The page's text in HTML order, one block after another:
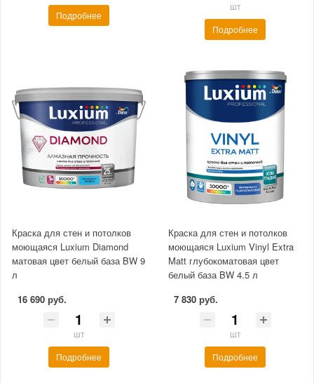
Подробнее
шт
Подробнее
Краска для стен и потолков
моющаяся Luxium Diamond
матовая цвет белый база BW 9
л
16 690 руб.
шт
Подробнее
Краска для стен и потолков
моющаяся Luxium Vinyl Extra
Matt глубокоматовая цвет
белый база BW 4.5 л
7 830 руб.
шт
Подробнее